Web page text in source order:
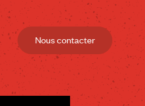
Nous contacter